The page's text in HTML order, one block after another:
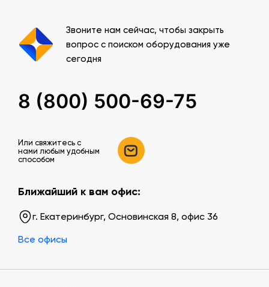
Звоните нам сейчас, чтобы закрыть
вопрос с поиском оборудования уже
сегодня
8 (800) 500-69-75
Или свяжитесь c
нами любым удобным
способом
Ближайший к вам офис:
г. Екатеринбург, Основинская 8, офис 36
Все офисы